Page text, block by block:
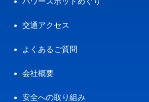
交通アクセス
よくあるご質問
会社概要
安全への取り組み